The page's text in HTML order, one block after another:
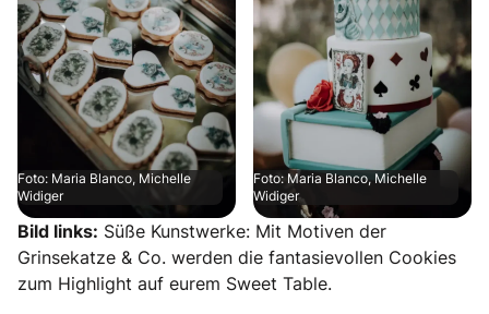
Foto: Maria Blanco, Michelle
Widiger
Foto: Maria Blanco, Michelle
Widiger
Bild links: Süße Kunstwerke: Mit Motiven der
Grinsekatze & Co. werden die fantasievollen Cookies
zum Highlight auf eurem Sweet Table.